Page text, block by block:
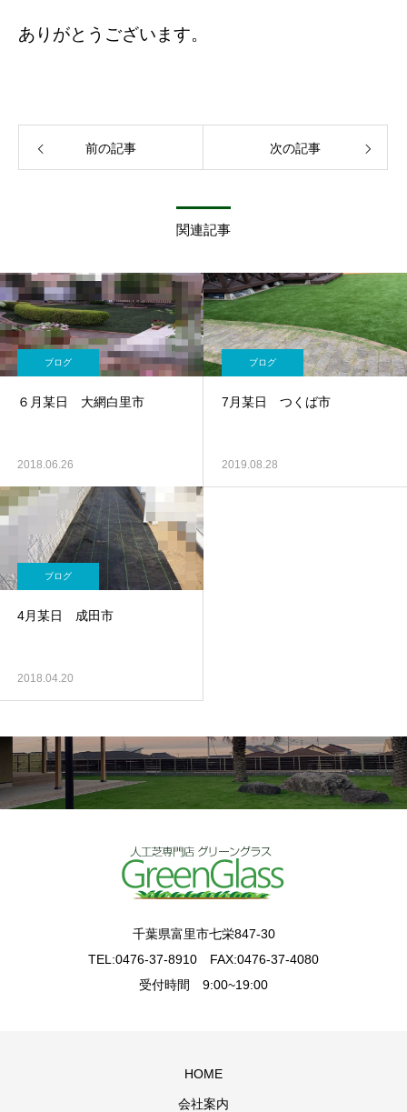
ありがとうございます。
前の記事 次の記事
関連記事
ブログ
６月某日 大網白里市
2018.06.26
ブログ
7月某日 つくば市
2019.08.28
ブログ
4月某日 成田市
2018.04.20
千葉県富里市七栄847-30
TEL:0476-37-8910 FAX:0476-37-4080
受付時間 9:00~19:00
HOME
会社案内